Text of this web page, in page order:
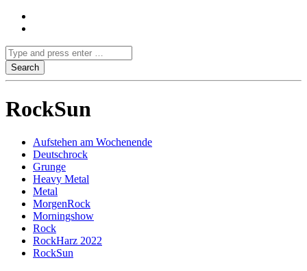
RockSun
Aufstehen am Wochenende
Deutschrock
Grunge
Heavy Metal
Metal
MorgenRock
Morningshow
Rock
RockHarz 2022
RockSun